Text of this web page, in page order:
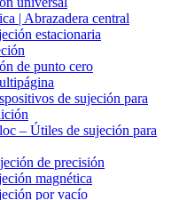
| Abrazadera central
estacionaria
de punto cero
de sujeción para
– Útiles de sujeción para
de precisión
magnética
por vacío